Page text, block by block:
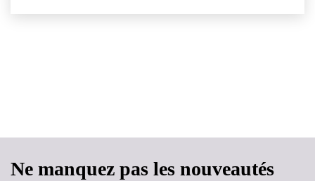
Ne manquez pas les nouveautés